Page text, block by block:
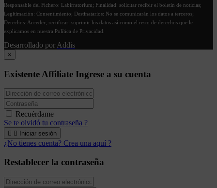
Responsable del Fichero: Labirratorium; Finalidad: solicitar recibir el boletín de noticias;
Legitimación: Consentimiento; Destinatarios: No se comunicarán los datos a terceros;
Derechos: Acceder, rectificar, suprimir los datos así como el resto de derechos que le
explicamos en nuestra Política de Privacidad.
Desarrollado por Addis
×
Existente Affiliate Ingrese a su cuenta
Recuérdame
Se te olvidó tu contraseña ?
  Iniciar sesión
¿No tienes cuenta? Crea una aquí ?
Restablecer la contraseña